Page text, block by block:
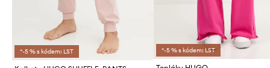
*-5 % s kódem: LST *-5 % s kódem: LST